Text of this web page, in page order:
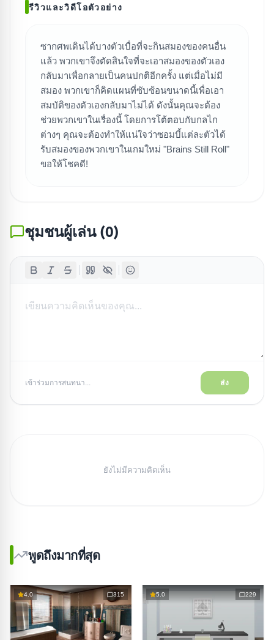
ค้นหาเกม
รีวิวและวิดีโอตัวอย่าง
ซากศพเดินได้บางตัวเบื่อที่จะกินสมองของคนอื่น
แล้ว พวกเขาจึงตัดสินใจที่จะเอาสมองของตัวเอง
กลับมาเพื่อกลายเป็นคนปกติอีกครั้ง แต่เมื่อไม่มี
สมอง พวกเขาก็คิดแผนที่ซับซ้อนขนาดนี้เพื่อเอา
สมบัติของตัวเองกลับมาไม่ได้ ดังนั้นคุณจะต้อง
ช่วยพวกเขาในเรื่องนี้ โดยการโต้ตอบกับกลไก
ต่างๆ คุณจะต้องทำให้แน่ใจว่าซอมบี้แต่ละตัวได้
รับสมองของพวกเขาในเกมใหม่ "Brains Still Roll"
ขอให้โชคดี!
ชุมชนผู้เล่น(0)
เข้าร่วมการสนทนา... ส่ง
ยังไม่มีความคิดเห็น
พูดถึงมากที่สุด
4.0 315 5.0 229